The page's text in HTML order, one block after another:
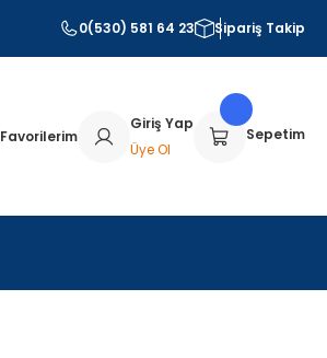
0(530) 581 64 23 Sipariş Takip
Favorilerim
Giriş Yap
Üye Ol
Sepetim